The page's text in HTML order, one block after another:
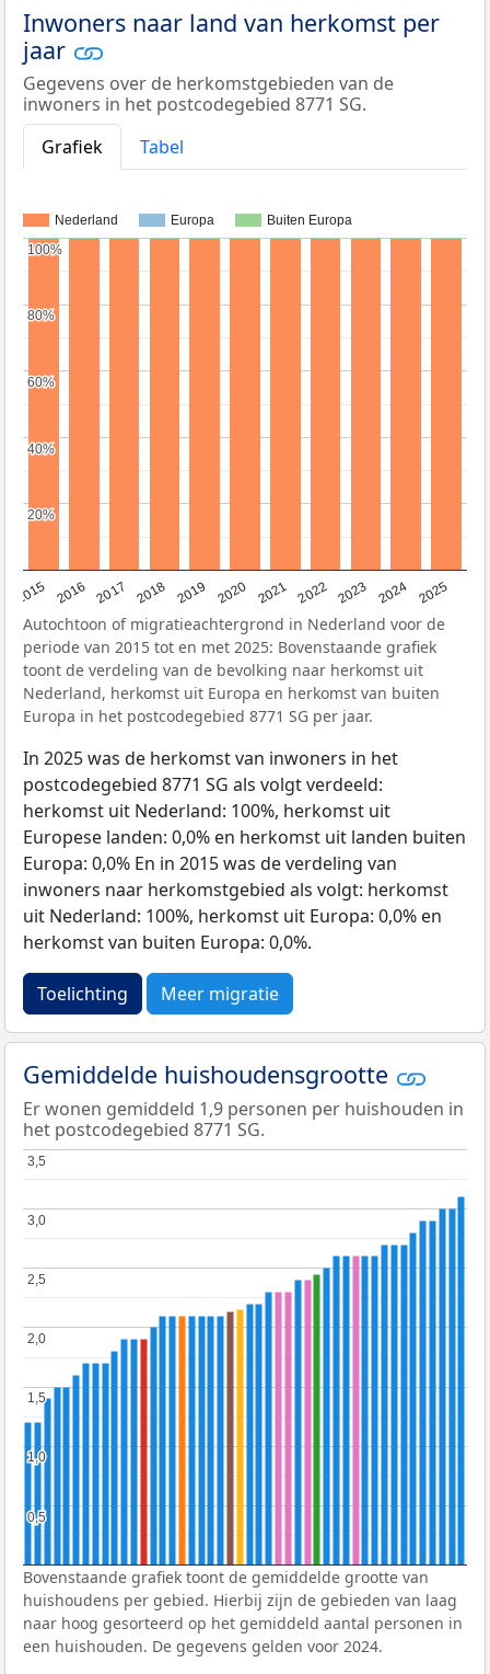
Inwoners naar land van herkomst per
jaar
Gegevens over de herkomstgebieden van de
inwoners in het postcodegebied 8771 SG.
Grafiek
Tabel
Nederland Europa Buiten Europa
2015 2016 2017 2018 2019 2020 2021 2022 2023 2024 2025
20%
20%
40%
40%
60%
60%
80%
80%
100%
100%
Autochtoon of migratieachtergrond in Nederland voor de
periode van 2015 tot en met 2025: Bovenstaande grafiek
toont de verdeling van de bevolking naar herkomst uit
Nederland, herkomst uit Europa en herkomst van buiten
Europa in het postcodegebied 8771 SG per jaar.
In 2025 was de herkomst van inwoners in het
postcodegebied 8771 SG als volgt verdeeld:
herkomst uit Nederland: 100%, herkomst uit
Europese landen: 0,0% en herkomst uit landen buiten
Europa: 0,0% En in 2015 was de verdeling van
inwoners naar herkomstgebied als volgt: herkomst
uit Nederland: 100%, herkomst uit Europa: 0,0% en
herkomst van buiten Europa: 0,0%.
Toelichting Meer migratie
Gemiddelde huishoudensgrootte
Er wonen gemiddeld 1,9 personen per huishouden in
het postcodegebied 8771 SG.
0,5
0,5
1,0
1,0
1,5
1,5
2,0
2,0
2,5
2,5
3,0
3,0
3,5
3,5
Bovenstaande grafiek toont de gemiddelde grootte van
huishoudens per gebied. Hierbij zijn de gebieden van laag
naar hoog gesorteerd op het gemiddeld aantal personen in
een huishouden. De gegevens gelden voor 2024.